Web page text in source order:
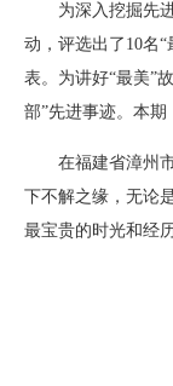
为深入挖掘先
动，评选出了10名
表。为讲好“最美”
部”先进事迹。本期
在福建省漳州
下不解之缘，无论
最宝贵的时光和经